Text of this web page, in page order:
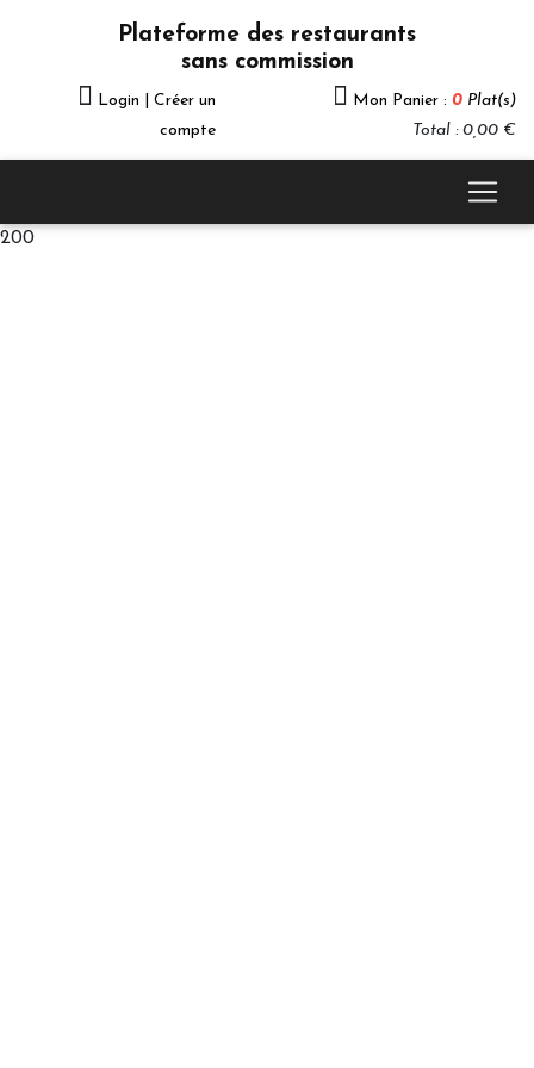
Plateforme des restaurants
sans commission
Login | Créer un
compte
Mon Panier : 0 Plat(s)
Total : 0,00 €
200